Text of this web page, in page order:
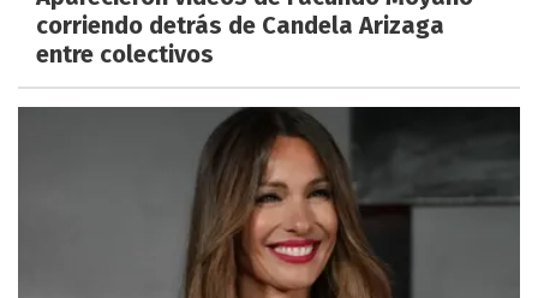
corriendo detrás de Candela Arizaga
entre colectivos